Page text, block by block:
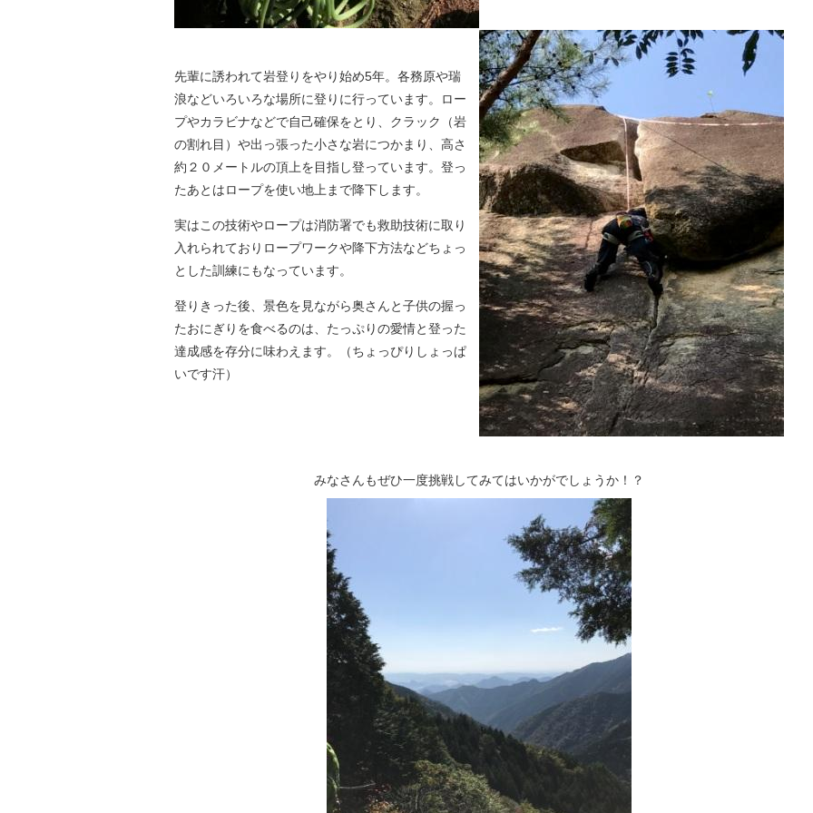
先輩に誘われて岩登りをやり始め5年。各務原や瑞
浪などいろいろな場所に登りに行っています。ロー
プやカラビナなどで自己確保をとり、クラック（岩
の割れ目）や出っ張った小さな岩につかまり、高さ
約２０メートルの頂上を目指し登っています。登っ
たあとはロープを使い地上まで降下します。
実はこの技術やロープは消防署でも救助技術に取り
入れられておりロープワークや降下方法などちょっ
とした訓練にもなっています。
登りきった後、景色を見ながら奥さんと子供の握っ
たおにぎりを食べるのは、たっぷりの愛情と登った
達成感を存分に味わえます。（ちょっぴりしょっぱ
いです汗）
みなさんもぜひ一度挑戦してみてはいかがでしょうか！？